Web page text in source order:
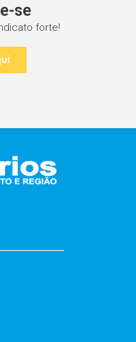
se
forte!